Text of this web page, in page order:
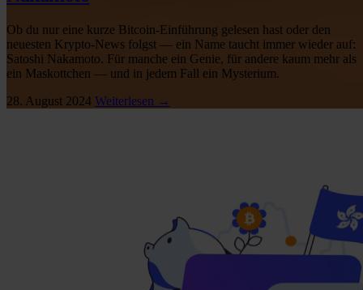
Ob du nur eine kurze Bitcoin-Einführung gelesen hast oder den
neuesten Krypto-News folgst — ein Name taucht immer wieder auf:
Satoshi Nakamoto. Für manche ein Genie, für andere kaum mehr als
ein Maskottchen — und in jedem Fall ein Mysterium.
28. August 2024 Weiterlesen →